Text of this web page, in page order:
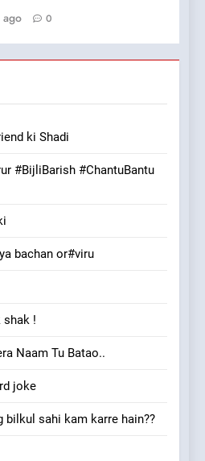
ago 0
ki Shadi
#BijliBarish #ChantuBantu
bachan or#viru
shak !
Naam Tu Batao..
joke
bilkul sahi kam karre hain??